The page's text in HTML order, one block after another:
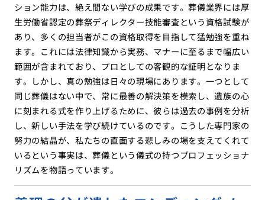
ション能力は、絶え間ない学びの成果です。葬儀業界には厚
生労働省認定の葬祭ディレクター技能審査という資格試験が
あり、多くの担当者がこの資格取得を目指して猛勉強を重ね
ます。これには法律知識から実務、マナーに至るまで幅広い
範囲が含まれており、プロとしての客観的な証明となりま
す。しかし、真の勉強は日々の現場にあります。一つとして
同じ葬儀はない中で、常に最善の解決策を模索し、遺族の心
に刻まれる式を作り上げるために、彼らは過去の事例を分析
し、新しい手法を学び続けているのです。こうした専門家の
努力の結晶が、私たちの直面する悲しみの場を支えてくれて
いるという事実は、葬儀という儀式の持つプロフェッショナ
リズムを物語っています。